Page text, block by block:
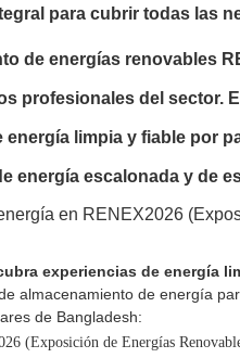
para cubrir todas las
de energías renovables
profesionales del sector.
limpia y fiable por
escalonada y de
experiencias de energía
almacenamiento de energía
de Bangladesh: